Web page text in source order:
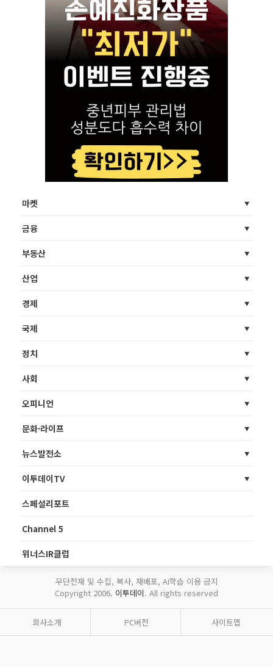
마켓
금융
부동산
산업
경제
국제
정치
사회
오피니언
문화·라이프
뉴스발전소
이투데이TV
스페셜리포트
Channel 5
위너스IR클럽
무단전재 및 수집, 복사, 재배포, AI학습 이용 금지
Copyright 2006. 이투데이. All rights reserved
회사소개 PC버전 사이트맵